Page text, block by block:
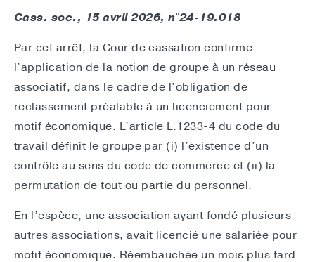
Cass. soc., 15 avril 2026, n°24-19.018
Par cet arrêt, la Cour de cassation confirme
l’application de la notion de groupe à un réseau
associatif, dans le cadre de l’obligation de
reclassement préalable à un licenciement pour
motif économique. L’article L.1233-4 du code du
travail définit le groupe par (i) l’existence d’un
contrôle au sens du code de commerce et (ii) la
permutation de tout ou partie du personnel.
En l’espèce, une association ayant fondé plusieurs
autres associations, avait licencié une salariée pour
motif économique. Réembauchée un mois plus tard